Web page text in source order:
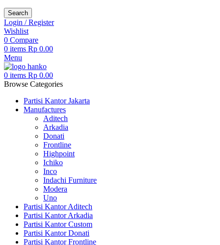
Search
Login / Register
Wishlist
0 Compare
0 items Rp 0.00
Menu
0 items Rp 0.00
Browse Categories
Partisi Kantor Jakarta
Manufactures
Aditech
Arkadia
Donati
Frontline
Highpoint
Ichiko
Inco
Indachi Furniture
Modera
Uno
Partisi Kantor Aditech
Partisi Kantor Arkadia
Partisi Kantor Custom
Partisi Kantor Donati
Partisi Kantor Frontline